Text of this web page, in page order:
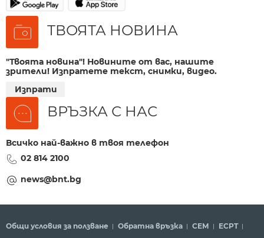
ТВОЯТА НОВИНА
"Твоята новина"! Новините от вас, нашите
зрители! Изпратете текст, снимки, видео.
Изпрати
ВРЪЗКА С НАС
Всичко най-важно в твоя телефон
02 814 2100
news@bnt.bg
Общи условия за ползване Обратна връзка СЕМ ECPT